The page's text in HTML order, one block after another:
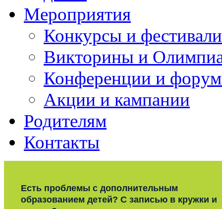
Мероприятия
Конкурсы и фестивали
Викторины и
Конференции и
Акции и кампании
Родителям
Контакты
Есть проблемы с дополнительным
образованием детей? С записью в кружки и